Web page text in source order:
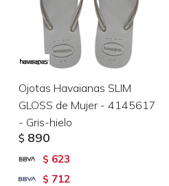
Ojotas Havaianas SLIM
GLOSS de Mujer - 4145617
- Gris-hielo
$ 890
$ 623
$ 712